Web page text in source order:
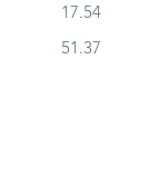
17.54
51.37